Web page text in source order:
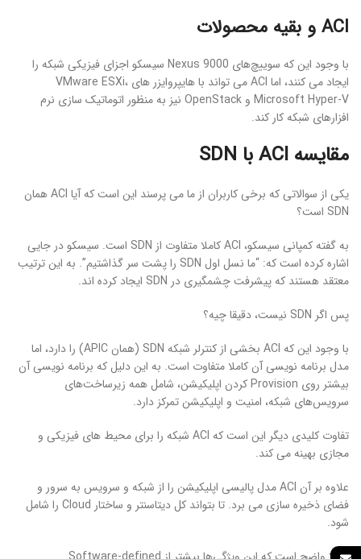
ACI و بقیه محصولات
با وجود این که سوییچ‌های Nexus 9000 سیسکو اجزای فیزیکی شبکه را
ایجاد می کنند، اما ACI می تواند با هایپروایزر های VMware ESXi،
Microsoft Hyper-V و OpenStack نیز به منظور اتوماتیک سازی نرم
افزارهای شبکه کار کند.
مقایسه ACI با SDN
یکی از سوالاتی که برخی کاربران از ما می پرسند این است که آیا ACI همان
SDN است؟
به گفته کمپانی سیسکو، ACI کاملا متفاوت از SDN است. سیسکو در جایی
اشاره کرده است که: “ما نسل اول SDN را پشت سر گذاشتیم”. به این ترتیب
معتقد هستند که پیشرفت چشمگیری در SDN ایجاد کرده اند.
پس اگر SDN نیست، دقیقا چیه؟
با وجود این که ACI بخشی از کنترلر شبکه SDN (همان APIC) را دارد، اما
مدل برنامه نویسی آن کاملا متفاوت است. به این دلیل که برنامه نویسی آن
بیشتر روی Provision کردن اپلیکیشن، شامل همه زیرساخت‌های
سرویس‌های شبکه، امنیت و اپلیکیشن تمرکز دارد.
تفاوت کلیدی دیگر این است که ACI شبکه را برای محیط های فیزیکی و
مجازی بهینه می کند.
علاوه بر آن ACI مدل پالیسی اپلیکیشن را از شبکه و سرویس به سرور و
فضای ذخیره سازی می برد. تا بتواند کل دیتاسنتر و ساختار Cloud را شامل
شود.